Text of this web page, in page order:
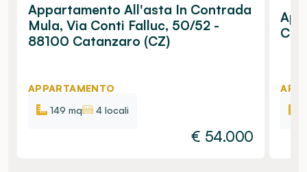
Appartamento All'asta In Contrada
Mula, Via Conti Falluc, 50/52 -
88100 Catanzaro (CZ)
APPARTAMENTO
149 mq
4 locali
€ 54.000